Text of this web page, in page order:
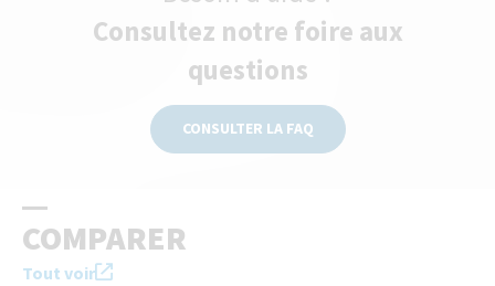
Consultez notre foire aux
questions
CONSULTER LA FAQ
COMPARER
Tout voir